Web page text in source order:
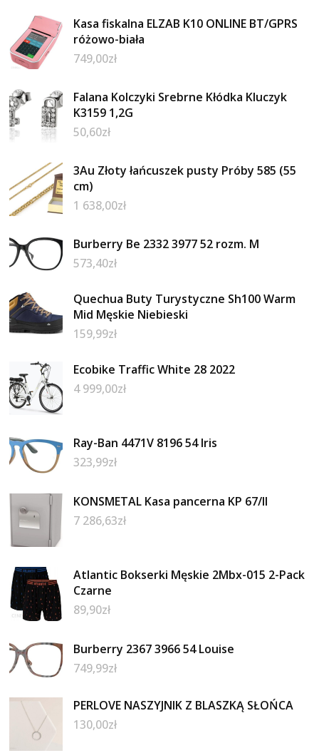
Kasa fiskalna ELZAB K10 ONLINE BT/GPRS
różowo-biała
749,00zł
Falana Kolczyki Srebrne Kłódka Kluczyk
K3159 1,2G
50,60zł
3Au Złoty łańcuszek pusty Próby 585 (55
cm)
1 638,00zł
Burberry Be 2332 3977 52 rozm. M
573,40zł
Quechua Buty Turystyczne Sh100 Warm
Mid Męskie Niebieski
159,99zł
Ecobike Traffic White 28 2022
4 999,00zł
Ray-Ban 4471V 8196 54 Iris
323,99zł
KONSMETAL Kasa pancerna KP 67/II
7 286,63zł
Atlantic Bokserki Męskie 2Mbx-015 2-Pack
Czarne
89,90zł
Burberry 2367 3966 54 Louise
749,99zł
PERLOVE NASZYJNIK Z BLASZKĄ SŁOŃCA
130,00zł